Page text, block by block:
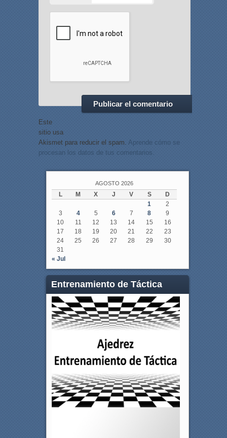
Este
sitio usa
Akismet para reducir el spam. Aprende cómo se
procesan los datos de tus comentarios.
AGOSTO 2026
L M X J V S
D
1
2
3
4 5 6 7 8
9
10
11 12 13 14 15
16
17
18 19 20 21 22
23
24
25 26 27 28 29
30
31
« Jul
Entrenamiento de Táctica